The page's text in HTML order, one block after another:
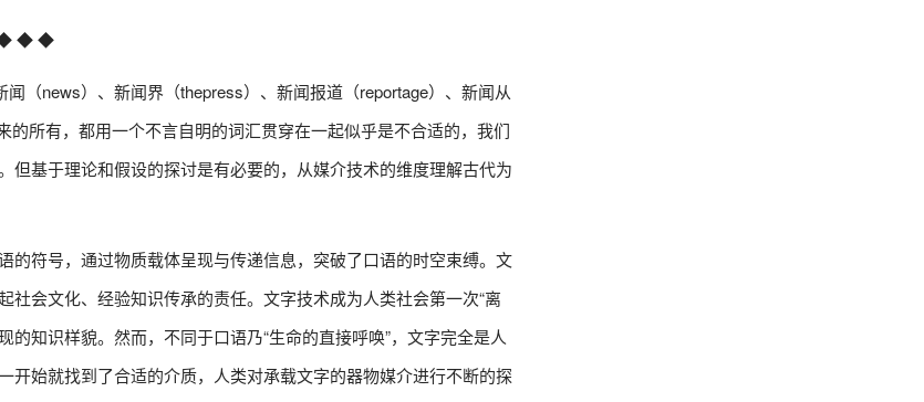
◆ ◆
（news）、新闻界（thepress）、新闻报道（reportage）、新闻从
所有，都用一个不言自明的词汇贯穿在一起似乎是不合适的，我们
基于理论和假设的探讨是有必要的，从媒介技术的维度理解古代为
符号，通过物质载体呈现与传递信息，突破了口语的时空束缚。文
会文化、经验知识传承的责任。文字技术成为人类社会第一次“离
知识样貌。然而，不同于口语乃“生命的直接呼唤”，文字完全是人
始就找到了合适的介质，人类对承载文字的器物媒介进行不断的探